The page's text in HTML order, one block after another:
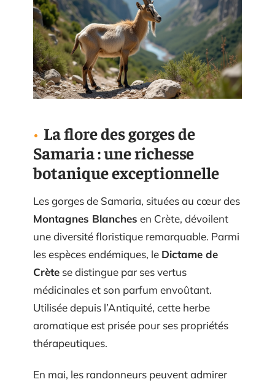
La flore des gorges de
Samaria : une richesse
botanique exceptionnelle
Les gorges de Samaria, situées au cœur des
Montagnes Blanches en Crète, dévoilent
une diversité floristique remarquable. Parmi
les espèces endémiques, le Dictame de
Crète se distingue par ses vertus
médicinales et son parfum envoûtant.
Utilisée depuis l’Antiquité, cette herbe
aromatique est prisée pour ses propriétés
thérapeutiques.
En mai, les randonneurs peuvent admirer